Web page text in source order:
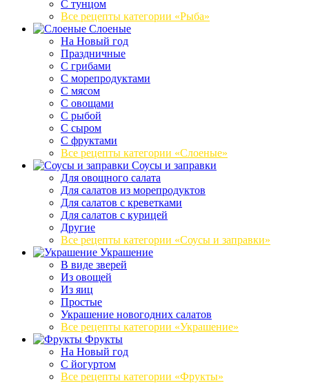
С тунцом
Все рецепты категории «Рыба»
Слоеные
На Новый год
Праздничные
С грибами
С морепродуктами
С мясом
С овощами
С рыбой
С сыром
С фруктами
Все рецепты категории «Слоеные»
Соусы и заправки
Для овощного салата
Для салатов из морепродуктов
Для салатов с креветками
Для салатов с курицей
Другие
Все рецепты категории «Соусы и заправки»
Украшение
В виде зверей
Из овощей
Из яиц
Простые
Украшение новогодних салатов
Все рецепты категории «Украшение»
Фрукты
На Новый год
С йогуртом
Все рецепты категории «Фрукты»